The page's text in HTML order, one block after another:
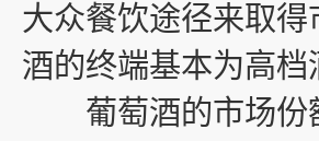
大众餐饮途径来取
酒的终端基本为高档
葡萄酒的市场份